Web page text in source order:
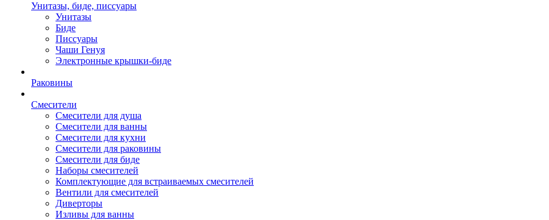
Унитазы, биде, писсуары
Унитазы
Биде
Писсуары
Чаши Генуя
Электронные крышки-биде
Раковины
Смесители
Смесители для душа
Смесители для ванны
Смесители для кухни
Смесители для раковины
Смесители для биде
Наборы смесителей
Комплектующие для встраиваемых смесителей
Вентили для смесителей
Диверторы
Изливы для ванны